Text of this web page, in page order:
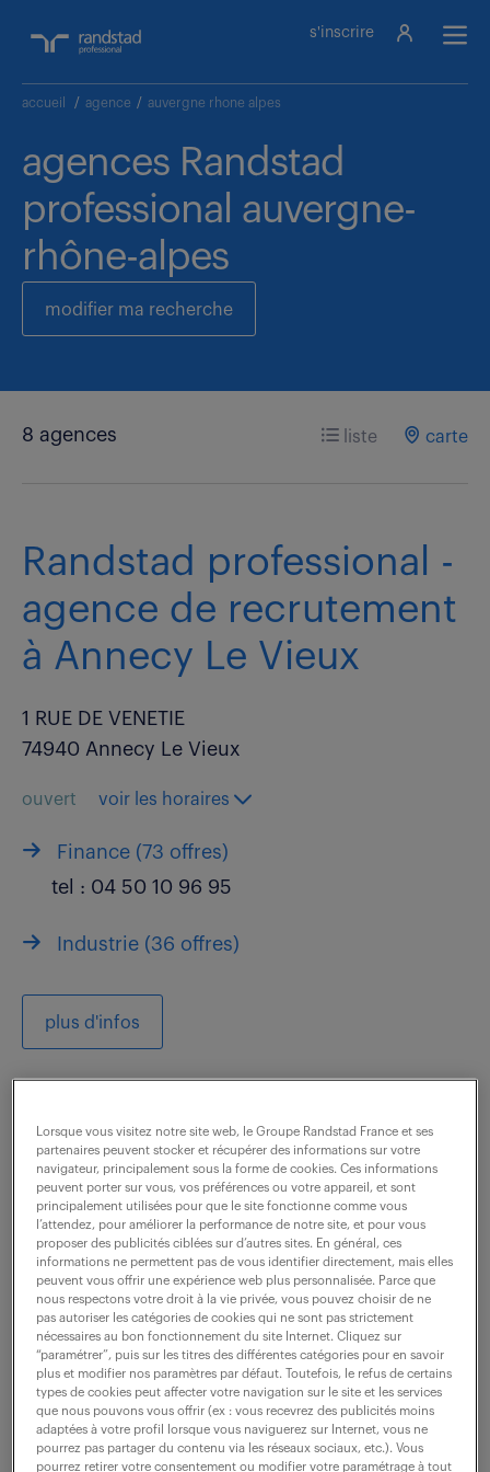
s'inscrire
accueil / agence / auvergne rhone alpes
agences Randstad
professional auvergne-
rhône-alpes
modifier ma recherche
8 agences liste carte
Randstad professional -
agence de recrutement
à Annecy Le Vieux
1 RUE DE VENETIE
74940 Annecy Le Vieux
ouvert voir les horaires
Finance (73 offres)
tel : 04 50 10 96 95
Industrie (36 offres)
plus d'infos
Randstad professional -
agence de recrutement
à Grenoble
10 RUE D'ARMENIE
38000 Grenoble
ouvert voir les horaires
Lorsque vous visitez notre site web, le Groupe Randstad France et ses
partenaires peuvent stocker et récupérer des informations sur votre
navigateur, principalement sous la forme de cookies. Ces informations
peuvent porter sur vous, vos préférences ou votre appareil, et sont
principalement utilisées pour que le site fonctionne comme vous
l’attendez, pour améliorer la performance de notre site, et pour vous
proposer des publicités ciblées sur d’autres sites. En général, ces
informations ne permettent pas de vous identifier directement, mais elles
peuvent vous offrir une expérience web plus personnalisée. Parce que
nous respectons votre droit à la vie privée, vous pouvez choisir de ne
pas autoriser les catégories de cookies qui ne sont pas strictement
nécessaires au bon fonctionnement du site Internet. Cliquez sur
“paramétrer”, puis sur les titres des différentes catégories pour en savoir
plus et modifier nos paramètres par défaut. Toutefois, le refus de certains
types de cookies peut affecter votre navigation sur le site et les services
que nous pouvons vous offrir (ex : vous recevrez des publicités moins
adaptées à votre profil lorsque vous naviguerez sur Internet, vous ne
pourrez pas partager du contenu via les réseaux sociaux, etc.). Vous
pourrez retirer votre consentement ou modifier votre paramétrage à tout